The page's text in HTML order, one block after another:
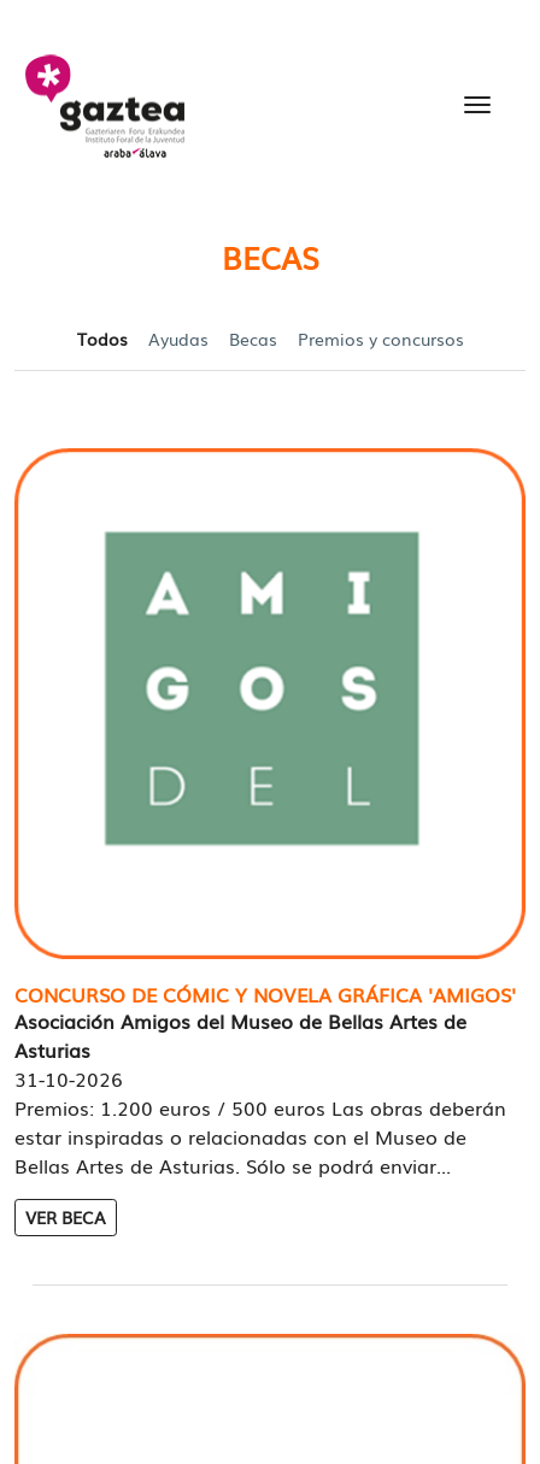
Saltar al contenido principal
BECAS
Todos Ayudas Becas Premios y concursos
CONCURSO DE CÓMIC Y NOVELA GRÁFICA 'AMIGOS'
Asociación Amigos del Museo de Bellas Artes de
Asturias
31-10-2026
Premios: 1.200 euros / 500 euros Las obras deberán
estar inspiradas o relacionadas con el Museo de
Bellas Artes de Asturias. Sólo se podrá enviar...
VER BECA